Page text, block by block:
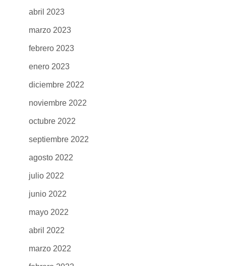
abril 2023
marzo 2023
febrero 2023
enero 2023
diciembre 2022
noviembre 2022
octubre 2022
septiembre 2022
agosto 2022
julio 2022
junio 2022
mayo 2022
abril 2022
marzo 2022